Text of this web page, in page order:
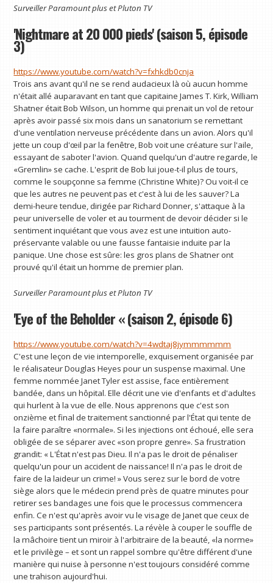
SurveillerParamount plusetPluton TV
'Nightmare at 20 000 pieds' (saison 5, épisode
3)
https://www.youtube.com/watch?v=fxhkdb0cnja
Trois ans avant qu'il ne se rend audacieux là où aucun homme
n'était allé auparavant en tant que capitaine James T. Kirk, William
Shatner était Bob Wilson, un homme qui prenait un vol de retour
après avoir passé six mois dans un sanatorium se remettant
d'une ventilation nerveuse précédente dans un avion. Alors qu'il
jette un coup d'œil par la fenêtre, Bob voit une créature sur l'aile,
essayant de saboter l'avion. Quand quelqu'un d'autre regarde, le
«Gremlin» se cache. L'esprit de Bob lui joue-t-il plus de tours,
comme le soupçonne sa femme (Christine White)? Ou voit-il ce
que les autres ne peuvent pas et c'est à lui de les sauver? La
demi-heure tendue, dirigée par Richard Donner, s'attaque à la
peur universelle de voler et au tourment de devoir décider si le
sentiment inquiétant que vous avez est une intuition auto-
préservante valable ou une fausse fantaisie induite par la
panique. Une chose est sûre: les gros plans de Shatner ont
prouvé qu'il était un homme de premier plan.
SurveillerParamount plusetPluton TV
'Eye of the Beholder « (saison 2, épisode 6)
https://www.youtube.com/watch?v=4wdtaj8jymmmmmm
C'est une leçon de vie intemporelle, exquisement organisée par
le réalisateur Douglas Heyes pour un suspense maximal. Une
femme nommée Janet Tyler est assise, face entièrement
bandée, dans un hôpital. Elle décrit une vie d'enfants et d'adultes
qui hurlent à la vue de elle. Nous apprenons que c'est son
onzième et final de traitement sanctionné par l'État qui tente de
la faire paraître «normale». Si les injections ont échoué, elle sera
obligée de se séparer avec «son propre genre». Sa frustration
grandit: « L'État n'est pas Dieu. Il n'a pas le droit de pénaliser
quelqu'un pour un accident de naissance! Il n'a pas le droit de
faire de la laideur un crime! » Vous serez sur le bord de votre
siège alors que le médecin prend près de quatre minutes pour
retirer ses bandages une fois que le processus commencera
enfin. Ce n'est qu'après avoir vu le visage de Janet que ceux de
ses participants sont présentés. La révèle à couper le souffle de
la mâchoire tient un miroir à l'arbitraire de la beauté, «la norme»
et le privilège – et sont un rappel sombre qu'être différent d'une
manière qui nuise à personne n'est toujours considéré comme
une trahison aujourd'hui.